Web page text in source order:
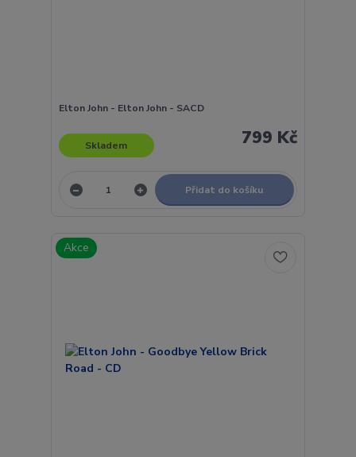
Elton John - Elton John - SACD
799 Kč
Skladem
Přidat do košíku
Akce